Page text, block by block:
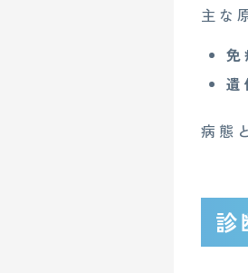
主な
免
遺
病態
診